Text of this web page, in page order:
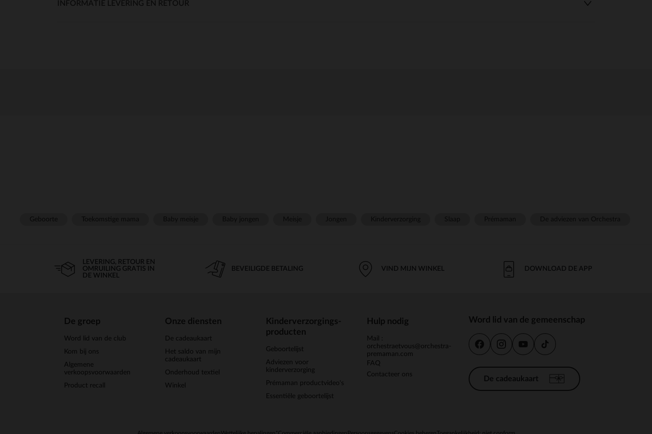
INFORMATIE LEVERING EN RETOUR
LEVERING, RETOUR EN
OMRUILING GRATIS IN
DE WINKEL
BEVEILIGDE BETALING VIND MIJN WINKEL DOWNLOAD DE APP
De groep
Word lid van de club
Kom bij ons
Algemene
verkoopsvoorwaarden
Product recall
Onze diensten
De cadeaukaart
Het saldo van mijn
cadeaukaart
Onderhoud textiel
Winkel
Kinderverzorgings-
producten
Geboortelijst
Adviezen voor
kinderverzorging
Prémaman productvideo's
Essentiële geboortelijst
Hulp nodig
Mail :
orchestraetvous@orchestra-
premaman.com
FAQ
Contacteer ons
Word lid van de gemeenschap
De cadeaukaart